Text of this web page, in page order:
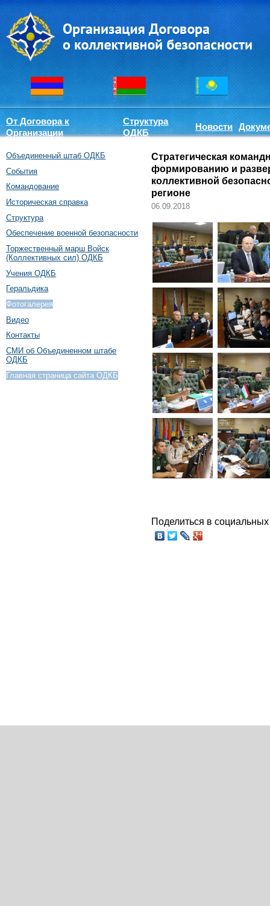
От Договора к
Организации
Структура
ОДКБ
Новости
Объединенный штаб ОДКБ
События
Командование
Историческая справка
Структура
Обеспечение военной безопасности
Торжественный марш Войск
(Коллективных сил) ОДКБ
Учения ОДКБ
Геральдика
Фотогалерея
Видео
Контакты
СМИ об Объединенном штабе
ОДКБ
Главная страница сайта ОДКБ
Стратегическая
формированию и
коллективной
регионе
06.09.2018
Поделиться в социальных